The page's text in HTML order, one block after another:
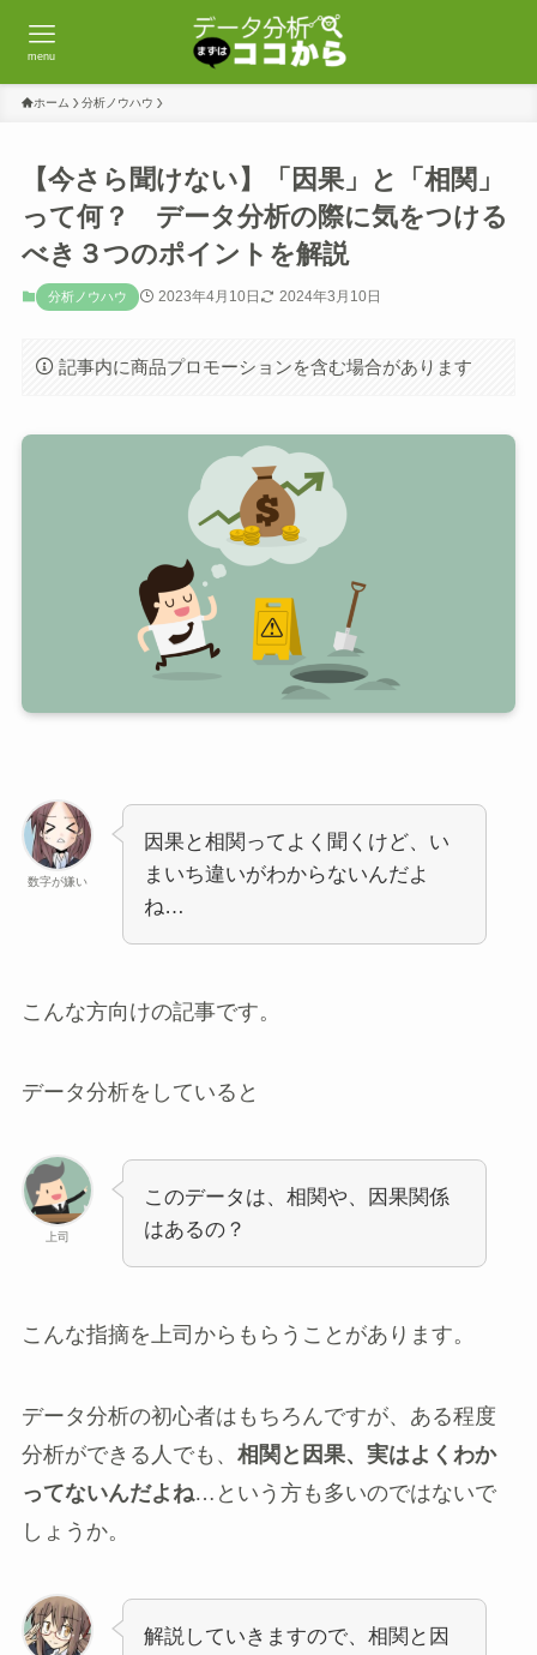
menu
ホーム 分析ノウハウ
【今さら聞けない】「因果」と「相関」
って何？ データ分析の際に気をつける
べき３つのポイントを解説
分析ノウハウ 2023年4月10日 2024年3月10日
記事内に商品プロモーションを含む場合があります
数字が嫌い
因果と相関ってよく聞くけど、い
まいち違いがわからないんだよ
ね…
こんな方向けの記事です。
データ分析をしていると
上司
このデータは、相関や、因果関係
はあるの？
こんな指摘を上司からもらうことがあります。
データ分析の初心者はもちろんですが、ある程度
分析ができる人でも、 相関と因果、実はよくわか
ってないんだよね…という方も多いのではないで
しょうか。
解説していきますので、相関と因